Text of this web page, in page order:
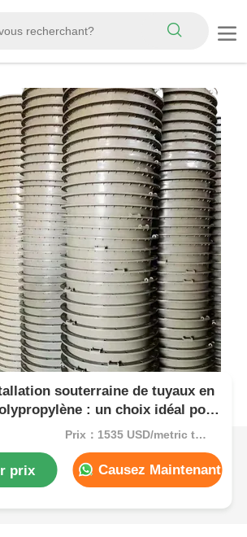
souterraine de tuyaux en
: un choix idéal pour
et de drainage
Prix：1535 USD/metric ton (current price)
prix Causez Maintenant